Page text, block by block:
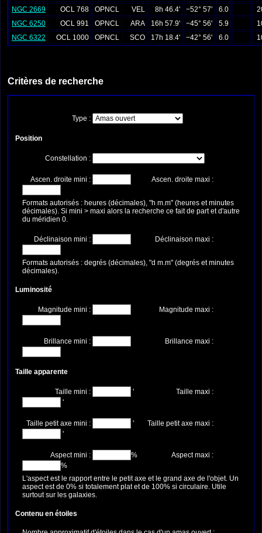
NGC 2669
OCL 768 OPNCL VEL 8h 46.4' −52° 57' 6.0
NGC 6250
OCL 991 OPNCL ARA 16h 57.9' −45° 56' 5.9
NGC 6322
OCL 1000 OPNCL SCO 17h 18.4' −42° 56' 6.0
Critères de recherche
Type :
Position
Constellation :
Ascen. droite mini : Ascen. droite maxi :
Formats autorisés : heures (décimales), "h m.m" (heures et minutes
décimales). Si mini > maxi alors la recherche ce fait de part et d'autre
du méridien 0.
Déclinaison mini : Déclinaison maxi :
Formats autorisés : degrés (décimales), "d m.m" (degrés et minutes
décimales).
Luminosité
Magnitude mini : Magnitude maxi :
Brillance mini : Brillance maxi :
Taille apparente
Taille mini : '
Taille maxi :
'
Taille petit axe mini : '
Taille petit axe maxi :
'
Aspect mini : %
Aspect maxi :
%
L'aspect est le rapport entre le petit axe et le grand axe de l'objet. Un
aspect est de 0% si totalement plat et de 100% si circulaire. Utile
surtout sur les galaxies.
Contenu en étoiles